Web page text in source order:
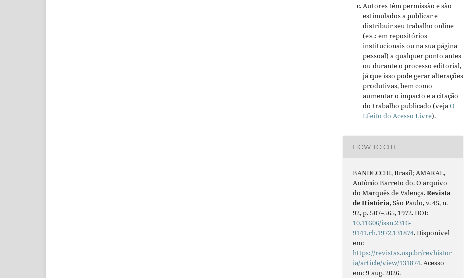
Autores têm permissão e são
estimulados a publicar e
distribuir seu trabalho online
(ex.: em repositórios
institucionais ou na sua página
pessoal) a qualquer ponto antes
ou durante o processo editorial,
já que isso pode gerar alterações
produtivas, bem como
aumentar o impacto e a citação
do trabalho publicado (veja O
Efeito do Acesso Livre).
HOW TO CITE
BANDECCHI, Brasil; AMARAL,
Antônio Barreto do. O arquivo
do Marquês de Valença.Revista
de História, São Paulo, v. 45, n.
92, p. 507–565, 1972. DOI:
10.11606/issn.2316-
9141.rh.1972.131874. Disponível
em:
https://revistas.usp.br/revhistor
ia/article/view/131874. Acesso
em: 9 aug. 2026.